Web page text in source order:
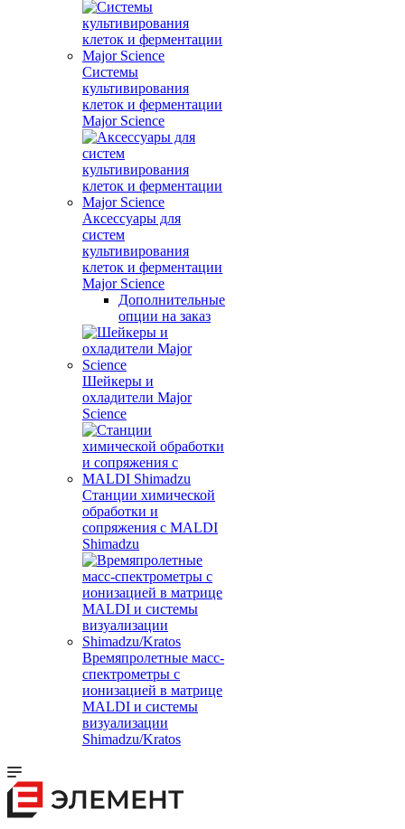
Системы
культивирования
клеток и ферментации
Major Science
Аксессуары для
систем
культивирования
клеток и ферментации
Major Science
Дополнительные
опции на заказ
Шейкеры и
охладители Major
Science
Станции химической
обработки и
сопряжения с MALDI
Shimadzu
Времяпролетные масс-
спектрометры с
ионизацией в матрице
MALDI и системы
визуализации
Shimadzu/Kratos